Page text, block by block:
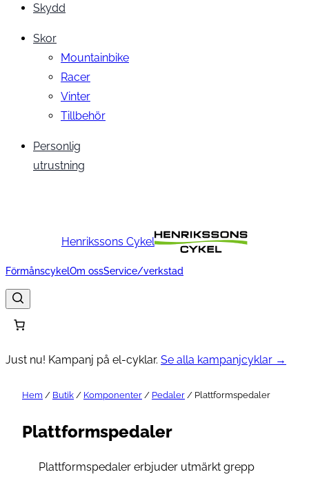
Skydd
Skor
Mountainbike
Racer
Vinter
Tillbehör
Personlig
utrustning
Henrikssons Cykel
FörmånscykelOm ossService/verkstad
Just nu! Kampanj på el-cyklar. Se alla kampanjcyklar →
Hem / Butik / Komponenter / Pedaler / Plattformspedaler
Plattformspedaler
Plattformspedaler erbjuder utmärkt grepp